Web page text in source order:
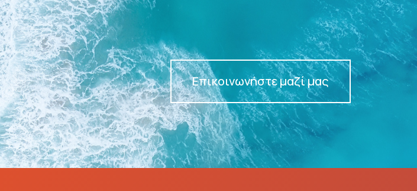
Επικοινωνήστε μαζί μας